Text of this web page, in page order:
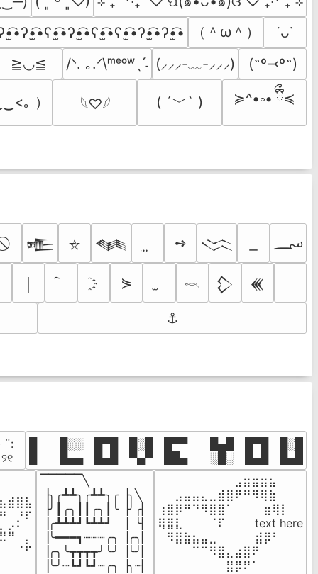
（＾ω＾）
˙ᴗ˙
≧◡≦ /ᐠ. ｡.ᐟ\ᵐᵉᵒʷˎˊ˗ (⸝⸝⸝-﹏-⸝⸝⸝) (˶º⤙º˶)
｡ ） 𓆩♡𓆪 ( ´﹀` ) ≽^•༚• ྀིྀ≼
𒍫 ⛥ 𒈝 ➺ 𒈱 ؄
⋟ 𓎖 𒁷 𒌍
⚓
¨:⠀
█  █░░ █▀█ █░█ █▀▀  █▄█ █▀█ █░█
█  █▄▄ █▄█ ▀▄▀ ██▄  ░█░ █▄█ █▄█
▔▔▔▔▔╲
▕╮╭┻┻╮╭┻┻╮╭▕╮╲
▕╯┃╭╮┃┃╭╮┃╰▕╯╭▏
▕╭┻┻┻┛┗┻┻┛  ▕  ╰▏
▕╰━━━┓┈┈┈╭╮▕╭╮▏
▕╭╮╰┳┳┳┳╯╰╯▕╰╯▏
▕╰╯┈┗┛┗┛┈╭╮▕╮┈▏
⠀⠀⠀⠀⠀⠀⠀⠀⠀⣠⣶⣶⣶⣦⠀⠀
⠀⠀⣠⣤⣤⣄⣀⣾⣿⠟⠛⠻⢿⣷⠀
⢰⣿⡿⠛⠙⠻⣿⣿⠁⠀⠀ ⠀⣶⢿⡇
⢿⣿⣇⠀⠀⠀⠈⠏⠀⠀⠀ text here
⠀⠻⣿⣷⣦⣤⣀⠀⠀⠀ ⠀⣾⡿⠃⠀
⠀⠀⠀⠀⠉⠉⠻⣿⣄⣴⣿⠟⠀⠀⠀
⠀⠀⠀⠀⠀⠀⠀⠀⣿⡿⠟⠁⠀⠀⠀